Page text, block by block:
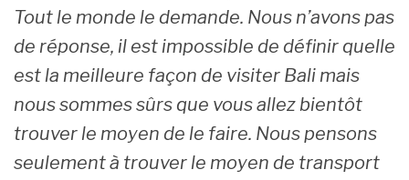
Tout le monde le demande. Nous n’avons pas
de réponse, il est impossible de définir quelle
est la meilleure façon de visiter Bali mais
nous sommes sûrs que vous allez bientôt
trouver le moyen de le faire. Nous pensons
seulement à trouver le moyen de transport